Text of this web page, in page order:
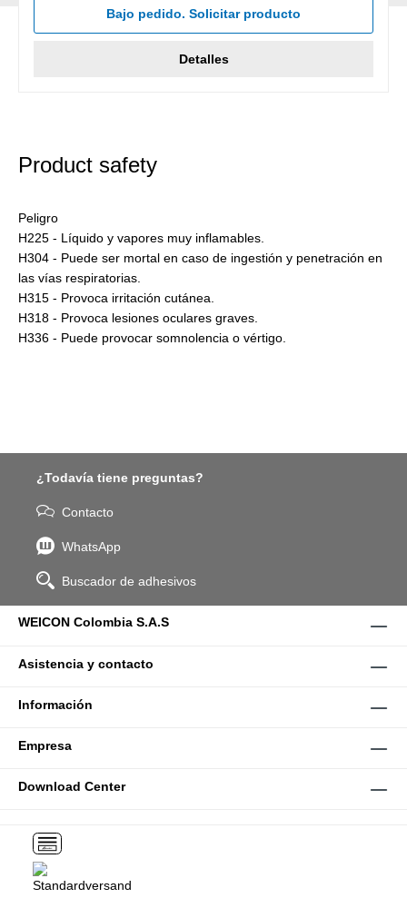
Bajo pedido. Solicitar producto
Detalles
Product safety
Peligro
H225 - Líquido y vapores muy inflamables.
H304 - Puede ser mortal en caso de ingestión y penetración en
las vías respiratorias.
H315 - Provoca irritación cutánea.
H318 - Provoca lesiones oculares graves.
H336 - Puede provocar somnolencia o vértigo.
¿Todavía tiene preguntas?
Contacto
WhatsApp
Buscador de adhesivos
WEICON Colombia S.A.S
Asistencia y contacto
Información
Empresa
Download Center